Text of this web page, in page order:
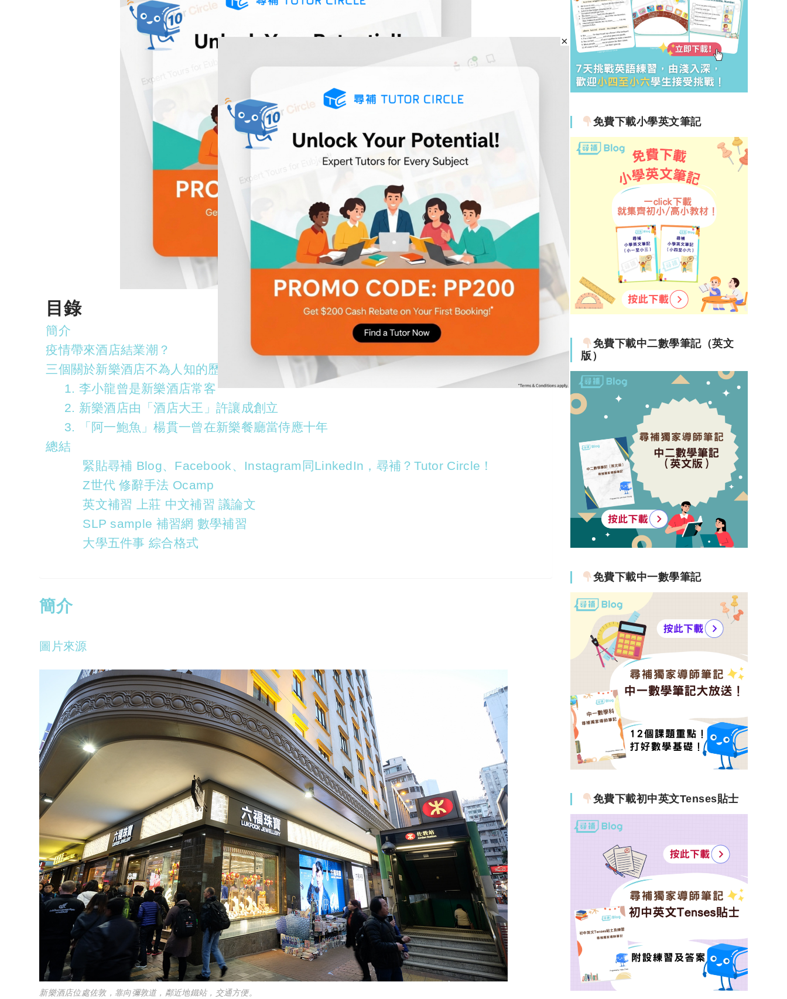
目錄
簡介
疫情帶來酒店結業潮？
三個關於新樂酒店不為人知的歷史故事
1. 李小龍曾是新樂酒店常客
2. 新樂酒店由「酒店大王」許讓成創立
3. 「阿一鮑魚」楊貫一曾在新樂餐廳當侍應十年
總結
緊貼尋補 Blog、Facebook、Instagram同LinkedIn，尋補？Tutor Circle！
Z世代 修辭手法 Ocamp
英文補習 上莊 中文補習 議論文
SLP sample 補習網 數學補習
大學五件事 綜合格式
簡介
圖片來源
新樂酒店位處佐敦，靠向彌敦道，鄰近地鐵站，交通方便。
免費下載小學英文筆記
免費下載中二數學筆記（英文
版）
免費下載中一數學筆記
免費下載初中英文Tenses貼士